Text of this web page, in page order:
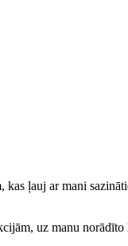
ļauj ar mani
uz manu